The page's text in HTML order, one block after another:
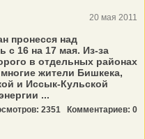
20 мая 2011
пронесся над
с 16 на 17 мая. Из-за
в отдельных районах
жители Бишкека,
и Иссык-Кульской
...
2351 Комментариев: 0